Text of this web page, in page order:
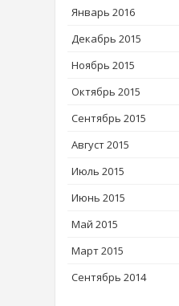
Январь 2016
Декабрь 2015
Ноябрь 2015
Октябрь 2015
Сентябрь 2015
Август 2015
Июль 2015
Июнь 2015
Май 2015
Март 2015
Сентябрь 2014